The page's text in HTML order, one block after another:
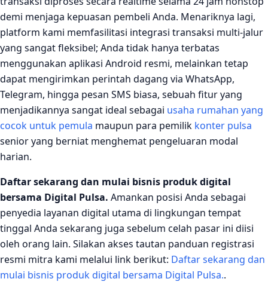
demi menjaga kepuasan pembeli Anda. Menariknya lagi,
platform kami memfasilitasi integrasi transaksi multi-jalur
yang sangat fleksibel; Anda tidak hanya terbatas
menggunakan aplikasi Android resmi, melainkan tetap
dapat mengirimkan perintah dagang via WhatsApp,
Telegram, hingga pesan SMS biasa, sebuah fitur yang
menjadikannya sangat ideal sebagai usaha rumahan yang
cocok untuk pemula maupun para pemilik konter pulsa
senior yang berniat menghemat pengeluaran modal
harian.
Daftar sekarang dan mulai bisnis produk digital
bersama Digital Pulsa. Amankan posisi Anda sebagai
penyedia layanan digital utama di lingkungan tempat
tinggal Anda sekarang juga sebelum celah pasar ini diisi
oleh orang lain. Silakan akses tautan panduan registrasi
resmi mitra kami melalui link berikut: Daftar sekarang dan
mulai bisnis produk digital bersama Digital Pulsa..